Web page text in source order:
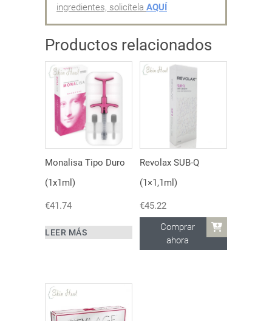
ingredientes, solicítela AQUÍ
Productos relacionados
Monalisa Tipo Duro
(1x1ml)
€41.74
LEER MÁS
Revolax SUB-Q
(1×1,1ml)
€45.22
Comprar
ahora